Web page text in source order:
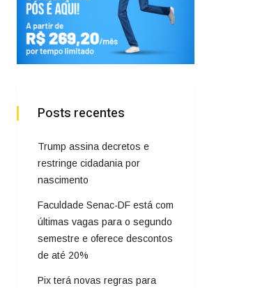
Posts recentes
Trump assina decretos e
restringe cidadania por
nascimento
Faculdade Senac-DF está com
últimas vagas para o segundo
semestre e oferece descontos
de até 20%
Pix terá novas regras para